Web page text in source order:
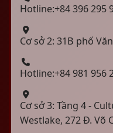
Hotline:+84 396 295
Cơ sở 2: 31B phố
Hotline:+84 981 956
Cơ sở 3: Tầng 4 -
Westlake, 272 Đ. Võ